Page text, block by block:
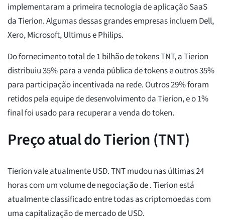
implementaram a primeira tecnologia de aplicação SaaS
da Tierion. Algumas dessas grandes empresas incluem Dell,
Xero, Microsoft, Ultimus e Philips.
Do fornecimento total de 1 bilhão de tokens TNT, a Tierion
distribuiu 35% para a venda pública de tokens e outros 35%
para participação incentivada na rede. Outros 29% foram
retidos pela equipe de desenvolvimento da Tierion, e o 1%
final foi usado para recuperar a venda do token.
Preço atual do Tierion (TNT)
Tierion vale atualmenteUSD. TNT mudou nas últimas 24
horas com um volume de negociação de. Tierion está
atualmente classificadoentre todas as criptomoedas com
uma capitalização de mercado deUSD.